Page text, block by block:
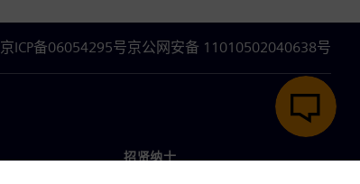
京ICP备06054295号京公网安备 11010502040638号
招贤纳士